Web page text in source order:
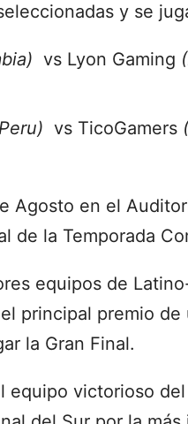
y se
vs Lyon Gaming
vs TicoGamers
Agosto en el
de la Temporada
equipos de
principal premio
la Gran Final.
equipo victorioso